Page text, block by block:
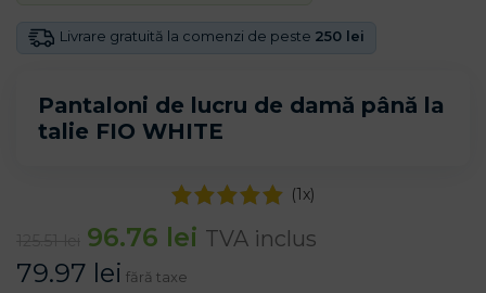
Pantaloni de lucru de damă până la
talie FIO WHITE
Livrare gratuită la comenzi de peste 250 lei
(1x)
96.76 lei TVA inclus
79.97 lei fără taxe